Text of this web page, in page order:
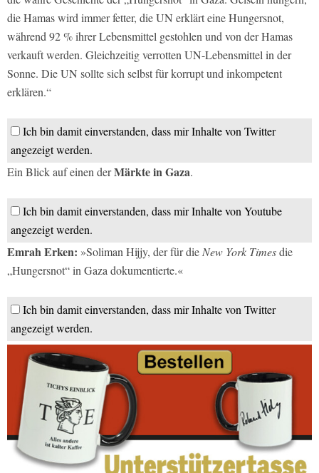
die Hamas wird immer fetter, die UN erklärt eine Hungersnot,
während 92 % ihrer Lebensmittel gestohlen und von der Hamas
verkauft werden. Gleichzeitig verrotten UN-Lebensmittel in der
Sonne. Die UN sollte sich selbst für korrupt und inkompetent
erklären.“
Ich bin damit einverstanden, dass mir Inhalte von Twitter
angezeigt werden.
Ein Blick auf einen derMärkte in Gaza.
Ich bin damit einverstanden, dass mir Inhalte von Youtube
angezeigt werden.
Emrah Erken: »Soliman Hijjy, der für die New York Timesdie
„Hungersnot“ in Gaza dokumentierte.«
Ich bin damit einverstanden, dass mir Inhalte von Twitter
angezeigt werden.